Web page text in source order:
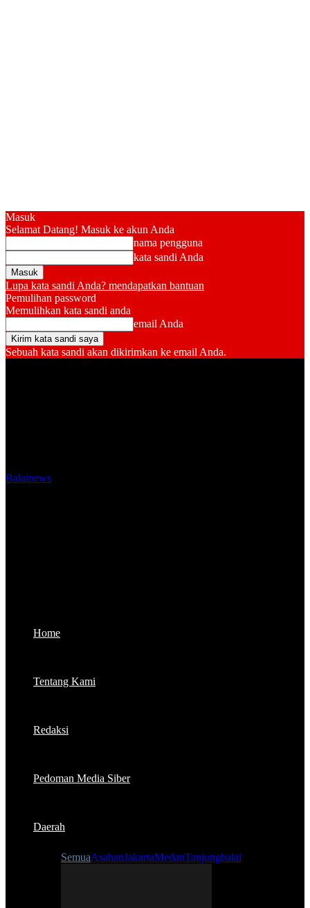
Masuk
Selamat Datang! Masuk ke akun Anda
nama pengguna
kata sandi Anda
Lupa kata sandi Anda? mendapatkan bantuan
Pemulihan password
Memulihkan kata sandi anda
email Anda
Sebuah kata sandi akan dikirimkan ke email Anda.
Balainews
Home
Tentang Kami
Redaksi
Pedoman Media Siber
Daerah
SemuaAsahanJakartaMedanTanjungbalai